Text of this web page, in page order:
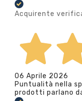
Acquirente
06 Aprile 2026
Puntualità nella
prodotti parlano